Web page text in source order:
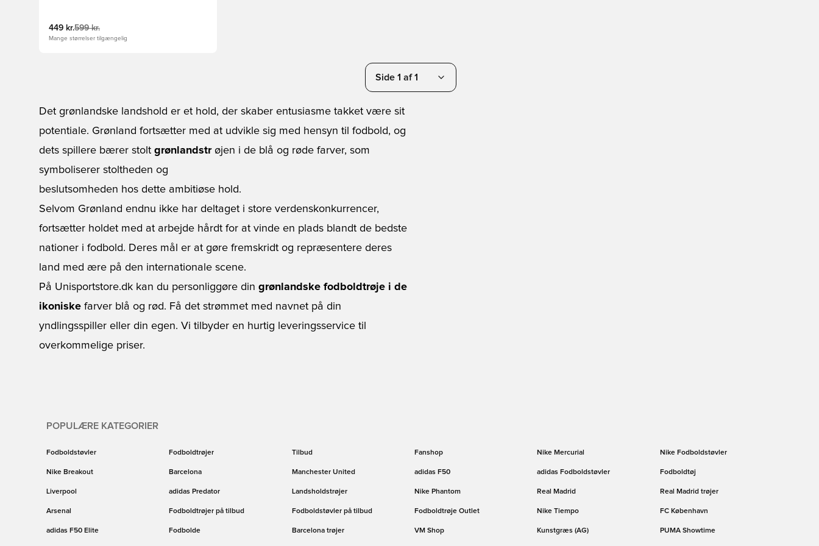
449 kr.599 kr.
Mange størrelser tilgængelig
Side 1 af 1
Det grønlandske landshold er et hold, der skaber entusiasme takket være sit
potentiale. Grønland fortsætter med at udvikle sig med hensyn til fodbold, og
dets spillere bærer stolt grønlandstrøjen i de blå og røde farver, som
symboliserer stoltheden og
beslutsomheden hos dette ambitiøse hold.
Selvom Grønland endnu ikke har deltaget i store verdenskonkurrencer,
fortsætter holdet med at arbejde hårdt for at vinde en plads blandt de bedste
nationer i fodbold. Deres mål er at gøre fremskridt og repræsentere deres
land med ære på den internationale scene.
På Unisportstore.dk kan du personliggøre din grønlandske fodboldtrøje i de
ikoniske farver blå og rød. Få det strømmet med navnet på din
yndlingsspiller eller din egen. Vi tilbyder en hurtig leveringsservice til
overkommelige priser.
POPULÆRE KATEGORIER
Fodboldstøvler Fodboldtrøjer Tilbud Fanshop Nike Mercurial Nike Fodboldstøvler
Nike Breakout Barcelona Manchester United adidas F50 adidas Fodboldstøvler Fodboldtøj
Liverpool adidas Predator Landsholdstrøjer Nike Phantom Real Madrid Real Madrid trøjer
Arsenal Fodboldtrøjer på tilbud Fodboldstøvler på tilbud Fodboldtrøje Outlet Nike Tiempo FC København
adidas F50 Elite Fodbolde Barcelona trøjer VM Shop Kunstgræs (AG) PUMA Showtime